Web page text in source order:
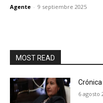
Agente - 9 septiembre 2025
MOST READ
6 agosto